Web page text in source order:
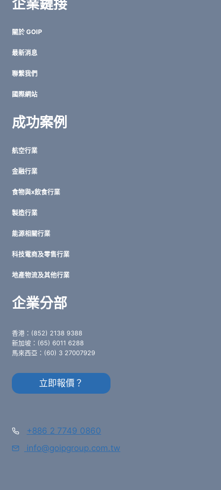
守
企業鏈接
關於 GOIP
最新消息
聯繫我們
國際網站
成功案例
航空行業
金融行業
食物與x飲食行業
製造行業
能源相關行業
科技電商及零售行業
地產物流及其他行業
企業分部
香港：(852) 2138 9388
新加坡：(65) 6011 6288
馬來西亞：(60) 3 27007929
立即報價？
+886 2 7749 0860
info@goipgroup.com.tw